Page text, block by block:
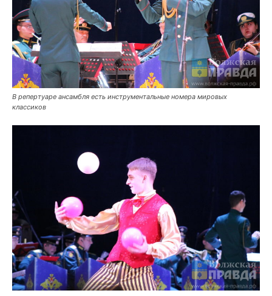
В репертуаре ансамбля есть инструментальные номера мировых
классиков